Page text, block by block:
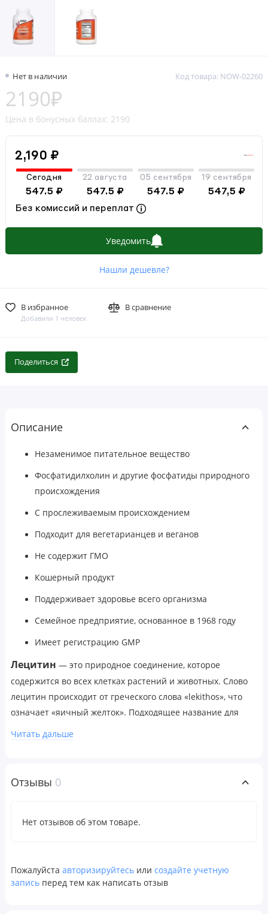
Нет в наличии Код товара: NOW-02260
2190₽
Цена в бонусных баллах: 2190
2,190 ₽
Сегодня
547.5 ₽
22 августа
547.5 ₽
05 сентября
547.5 ₽
19 сентября
547,5 ₽
Без комиссий и переплат
Уведомить
Нашли дешевле?
В избранное
Добавили 1 человек
В сравнение
Поделиться
Описание
Незаменимое питательное вещество
Фосфатидилхолин и другие фосфатиды природного
происхождения
С прослеживаемым происхождением
Подходит для вегетарианцев и веганов
Не содержит ГМО
Кошерный продукт
Поддерживает здоровье всего организма
Семейное предприятие, основанное в 1968 году
Имеет регистрацию GMP
Лецитин — это природное соединение, которое
содержится во всех клетках растений и животных. Слово
лецитин происходит от греческого слова «lekithos», что
означает «яичный желток». Подходящее название для
считается символом жизни, силы и плодородия.
сердце присутствует высокая концентрация лецитина.
фосфатидилсерин, жирные кислоты и триглицериды.
Лецитин в гранулах без ГМО от NOW® полностью
Читать дальше
Отзывы 0
Нет отзывов об этом товаре.
Пожалуйста авторизируйтесь или создайте учетную
запись перед тем как написать отзыв